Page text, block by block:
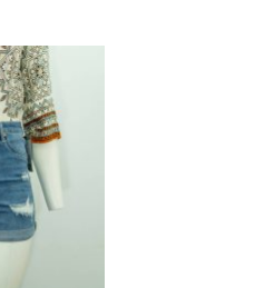
Añadir
a la
lista de